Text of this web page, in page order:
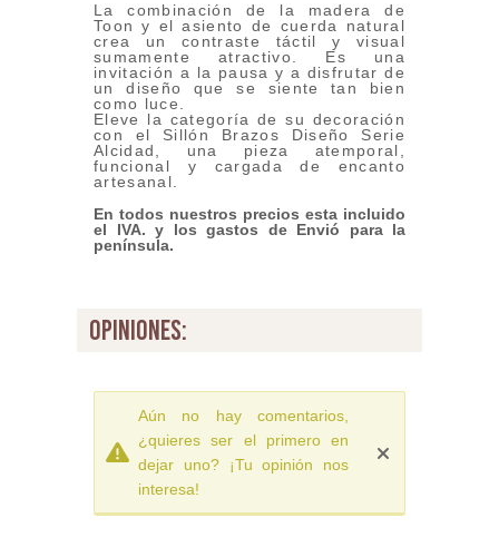
La combinación de la madera de
Toon y el asiento de cuerda natural
crea un contraste táctil y visual
sumamente atractivo. Es una
invitación a la pausa y a disfrutar de
un diseño que se siente tan bien
como luce.
Eleve la categoría de su decoración
con el Sillón Brazos Diseño Serie
Alcidad, una pieza atemporal,
funcional y cargada de encanto
artesanal.
En todos nuestros precios esta incluido
el IVA. y los gastos de Envió para la
península.
opiniones:
Aún no hay comentarios,
¿quieres ser el primero en
dejar uno? ¡Tu opinión nos
interesa!